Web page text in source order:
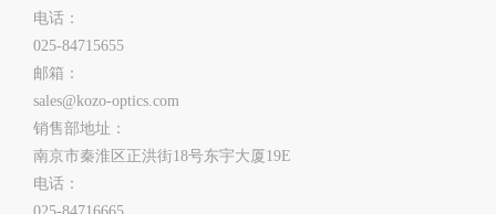
电话：
025-84715655
邮箱：
sales@kozo-optics.com
销售部地址：
南京市秦淮区正洪街18号东宇大厦19E
电话：